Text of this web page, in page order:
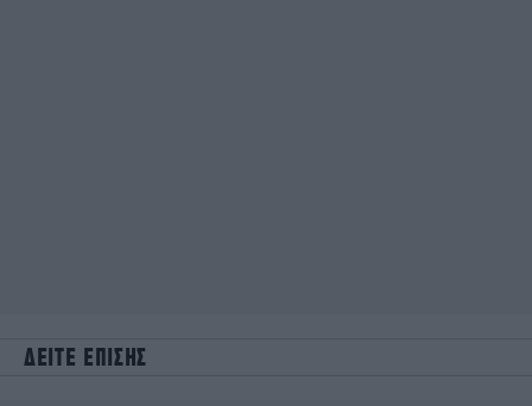
ΔΕΙΤΕ ΕΠΙΣΗΣ